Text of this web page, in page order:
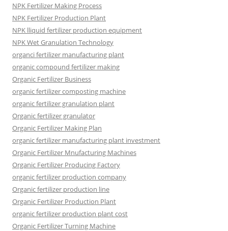
NPK Fertilizer Making Process
NPK Fertilizer Production Plant
NPK lliquid fertilizer production equipment
NPK Wet Granulation Technology
organci fertilizer manufacturing plant
organic compound fertilizer making
Organic Fertilizer Business
organic fertilizer composting machine
organic fertilizer granulation plant
Organic fertilizer granulator
Organic Fertilizer Making Plan
organic fertilizer manufacturing plant investment
Organic Fertilizer Mnufacturing Machines
Organic Fertilizer Producing Factory
organic fertilizer production company
Organic fertilizer production line
Organic Fertilizer Production Plant
organic fertilizer production plant cost
Organic Fertilizer Turning Machine